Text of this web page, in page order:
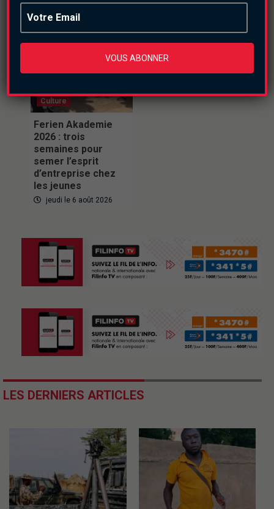
Culture
Ferien Akademie
2026 : trois
semaines pour
semer l’esprit
d’entreprise chez
les jeunes
jeudi le 6 août 2026
LES DERNIERS ARTICLES
VOUS ABONNER